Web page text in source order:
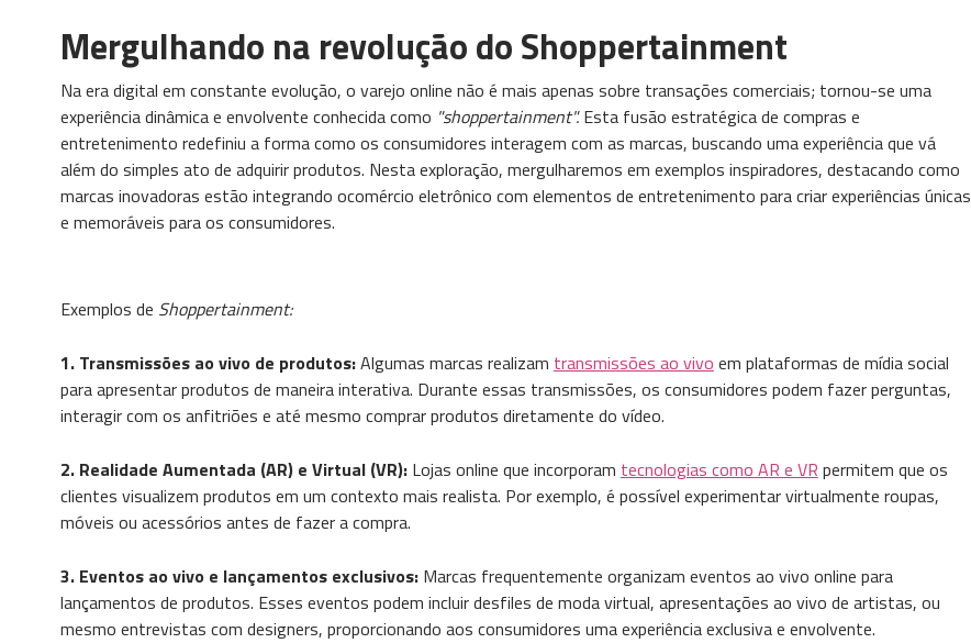
Mergulhando na revolução do Shoppertainment
Na era digital em constante evolução, o varejo online não é mais apenas sobre transações comerciais; tornou-se uma
experiência dinâmica e envolvente conhecida como "shoppertainment".Esta fusão estratégica de compras e
entretenimento redefiniu a forma como os consumidores interagem com as marcas, buscando uma experiência que vá
além do simples ato de adquirir produtos. Nesta exploração, mergulharemos em exemplos inspiradores, destacando como
marcas inovadoras estão integrando ocomércio eletrônico com elementos de entretenimento para criar experiências únicas
e memoráveis para os consumidores.
Exemplos de Shoppertainment:
1. Transmissões ao vivo de produtos:Algumas marcas realizam transmissões ao vivo em plataformas de mídia social
para apresentar produtos de maneira interativa. Durante essas transmissões, os consumidores podem fazer perguntas,
interagir com os anfitriões e até mesmo comprar produtos diretamente do vídeo.
2. Realidade Aumentada (AR) e Virtual (VR): Lojas online que incorporam tecnologias como AR e VR permitem que os
clientes visualizem produtos em um contexto mais realista. Por exemplo, é possível experimentar virtualmente roupas,
móveis ou acessórios antes de fazer a compra.
3. Eventos ao vivo e lançamentos exclusivos: Marcas frequentemente organizam eventos ao vivo online para
lançamentos de produtos. Esses eventos podem incluir desfiles de moda virtual, apresentações ao vivo de artistas, ou
mesmo entrevistas com designers, proporcionando aos consumidores uma experiência exclusiva e envolvente.